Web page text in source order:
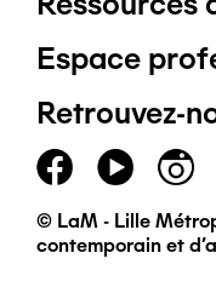
Pied
de
page
principal
Espace
Retrouvez-
© LaM - Lille
contemporain et